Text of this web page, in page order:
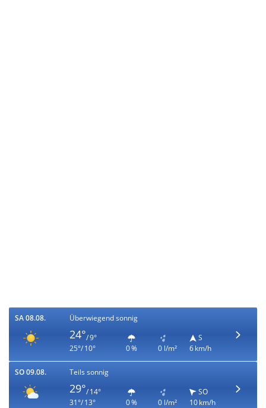
SA 08.08. Überwiegend sonnig
24°/ 9°
25°/ 10°
0 % 0 l/m²
S
6 km/h
SO 09.08. Teils sonnig
29°/ 14°
31°/ 13°
0 % 0 l/m²
SO
10 km/h